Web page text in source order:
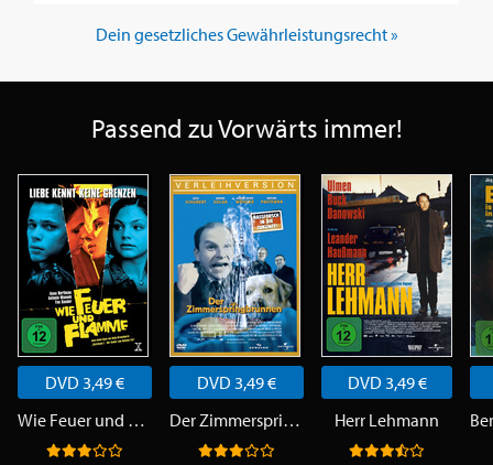
Dein gesetzliches Gewährleistungsrecht »
Passend zu Vorwärts immer!
DVD 3,49 €
Wie Feuer und Flamme
DVD 3,49 €
Der Zimmerspringbrunnen
DVD 3,49 €
Herr Lehmann